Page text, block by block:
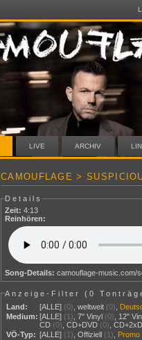
LIVE ARCHIV
CAMOUFLAGE >
Details
Zeit: 4:13
Reinhören:
Song-Details: camouflage-music.com/
Anzeige-Filter (0
Land:
[ALLE] (0) ,weltweit (0)
Medium: [ALLE] (1) ,7" Vinyl (0) 12"
CD (0) ,CD+DVD (0) ,
VÖ-Typ: [ALLE] (1) ,Offiziell (1) Promo